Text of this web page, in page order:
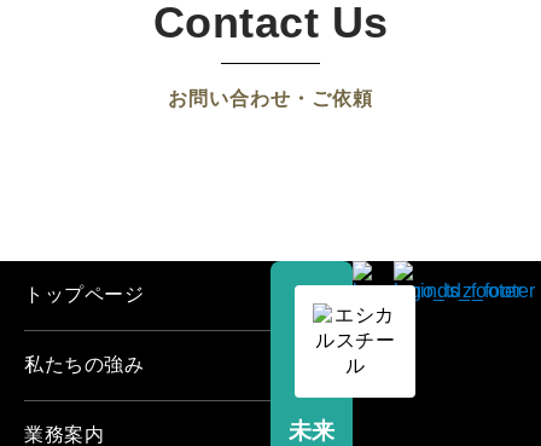
Contact Us
お問い合わせ・ご依頼
未来
トップページ
私たちの強み
業務案内